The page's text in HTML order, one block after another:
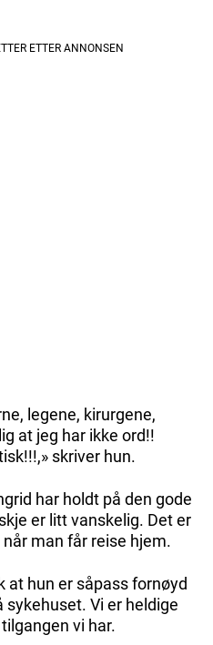
legene, kirurgene,
at jeg har ikke ord!!
skriver hun.
har holdt på den gode
er litt vanskelig. Det er
man får reise hjem.
at hun er såpass fornøyd
sykehuset. Vi er heldige
vi har.